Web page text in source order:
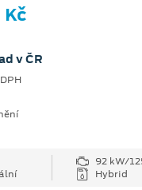
v ČR
92 kW/
Hybrid